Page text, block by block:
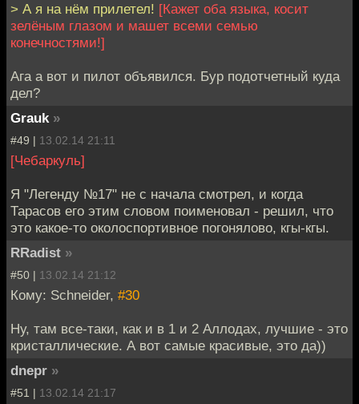
> А я на нём прилетел! [Кажет оба языка, косит
зелёным глазом и машет всеми семью
конечностями!]
Ага а вот и пилот объявился. Бур подотчетный куда
дел?
Grauk »
#49 | 13.02.14 21:11
[Чебаркуль]
Я "Легенду №17" не с начала смотрел, и когда
Тарасов его этим словом поименовал - решил, что
это какое-то околоспортивное погонялово, кгы-кгы.
RRadist »
#50 | 13.02.14 21:12
Кому: Schneider, #30
Ну, там все-таки, как и в 1 и 2 Аллодах, лучшие - это
кристаллические. А вот самые красивые, это да))
dnepr »
#51 | 13.02.14 21:17